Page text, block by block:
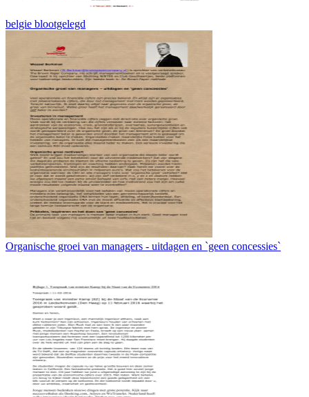
belgie blootgelegd
Organische groei van managers - uitdagen en `geen concessies`